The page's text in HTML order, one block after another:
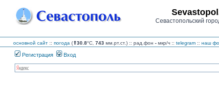
Севастопольский
основной сайт :: погода (⇑30.8°C, 743 мм.рт.ст.) :: рад.фон - мкр/ч :: telegram :: наш
Регистрация Вход